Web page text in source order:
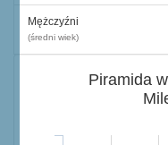
Mężczyźni
(średni wiek)
Piramida